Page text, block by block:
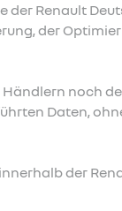
der Renault
der
noch
Daten,
der